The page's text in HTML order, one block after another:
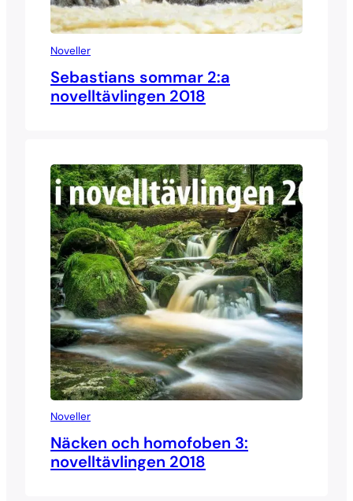
Noveller
Sebastians sommar 2:a
novelltävlingen 2018
Noveller
Näcken och homofoben 3:
novelltävlingen 2018